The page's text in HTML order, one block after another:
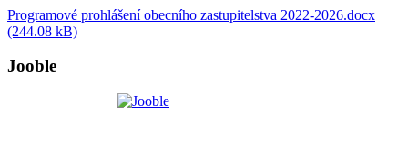
Programové prohlášení obecního zastupitelstva 2022-2026.docx
(244.08 kB)
Jooble